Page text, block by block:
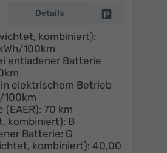
Details
kombiniert):
100km
entladener Batterie
elektrischem Betrieb
100km
70 km
kombiniert): B
Batterie: G
kombiniert): 40,00